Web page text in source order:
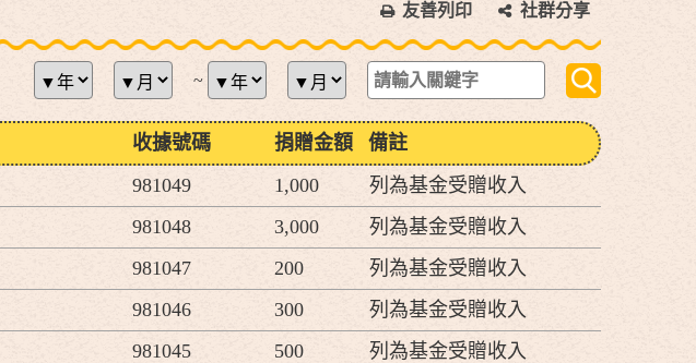
友善列印 社群分享
~
收據號碼 捐贈金額
備註
981049 1,000
列為基金受贈收入
981048 3,000
列為基金受贈收入
981047 200
列為基金受贈收入
981046 300
列為基金受贈收入
981045 500
列為基金受贈收入